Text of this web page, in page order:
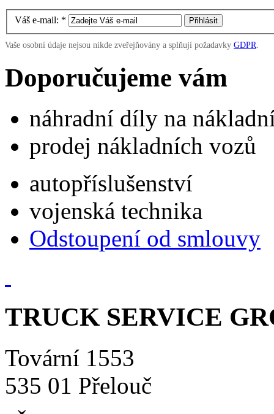
Váš e-mail: *
Vaše osobní údaje nejsou nikde zveřejňovány a splňují požadavky GDPR
Doporučujeme vám
náhradní díly na
prodej nákladních vozů
autopříslušenství
vojenská technika
Odstoupení od smlouvy
TRUCK SERVICE
Tovární 1553
535 01 Přelouč